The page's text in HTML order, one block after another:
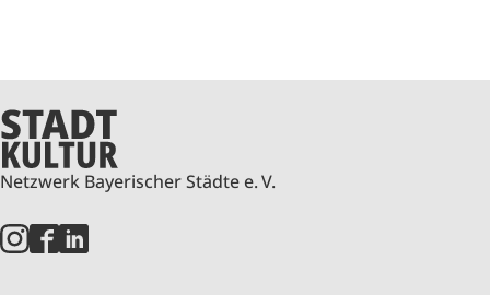
Netzwerk Bayerischer Städte e. V.